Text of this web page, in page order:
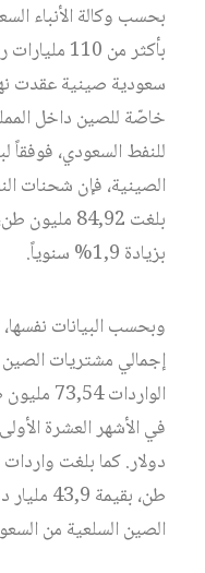
بحسب وكالة الأنباء
خاصّة للصين داخل
للنفط السعودي، فوفقاً
الصينية، فإن شحنات
بزيادة 1,9% سنوياً.
إجمالي مشتريات الصين
الصين السلعية من